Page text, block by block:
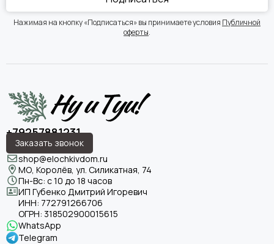
Нажимая на кнопку «Подписаться» вы принимаете условия Публичной
оферты.
+79257881231
Заказать звонок
shop@elochkivdom.ru
МО, Королёв, ул. Силикатная, 74
Пн-Вс: с 10 до 18 часов
ИП Губенко Дмитрий Игоревич
ИНН: 772791266706
ОГРН: 318502900015615
WhatsApp
Telegram